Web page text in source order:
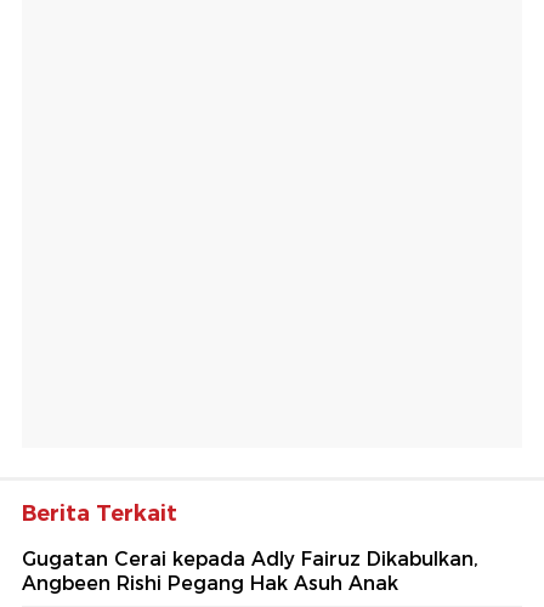
Berita Terkait
Gugatan Cerai kepada Adly Fairuz Dikabulkan,
Angbeen Rishi Pegang Hak Asuh Anak